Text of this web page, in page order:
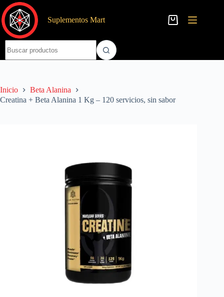
Saltar
al
contenido
Suplementos Mart
Carro
resultados
Inicio
Beta Alanina
Creatina + Beta Alanina 1 Kg – 120 servicios, sin sabor